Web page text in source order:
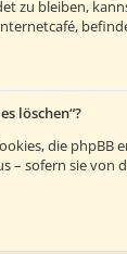
zu bleiben,
löschen“?
die
– sofern sie